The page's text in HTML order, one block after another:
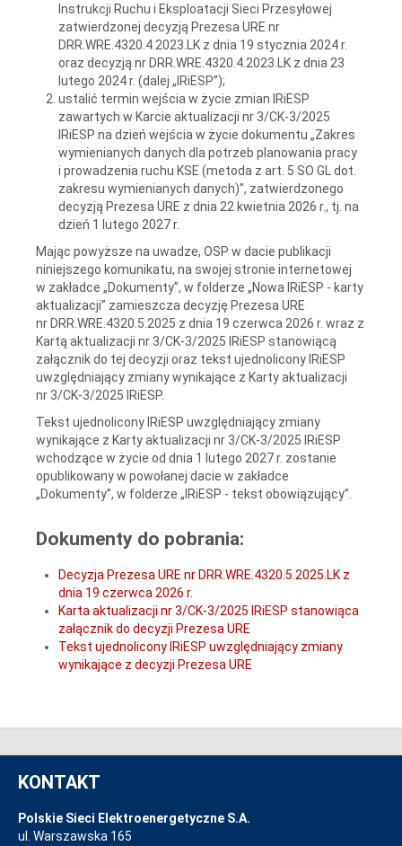
Instrukcji Ruchu i Eksploatacji Sieci Przesyłowej
zatwierdzonej decyzją Prezesa URE nr
DRR.WRE.4320.4.2023.LK z dnia 19 stycznia 2024 r.
oraz decyzją nr DRR.WRE.4320.4.2023.LK z dnia 23
lutego 2024 r. (dalej „IRiESP”);
ustalić termin wejścia w życie zmian IRiESP
zawartych w Karcie aktualizacji nr 3/CK-3/2025
IRiESP na dzień wejścia w życie dokumentu „Zakres
wymienianych danych dla potrzeb planowania pracy
i prowadzenia ruchu KSE (metoda z art. 5 SO GL dot.
zakresu wymienianych danych)”, zatwierdzonego
decyzją Prezesa URE z dnia 22 kwietnia 2026 r., tj. na
dzień 1 lutego 2027 r.
Mając powyższe na uwadze, OSP w dacie publikacji
niniejszego komunikatu, na swojej stronie internetowej
w zakładce „Dokumenty”, w folderze „Nowa IRiESP - karty
aktualizacji” zamieszcza decyzję Prezesa URE
nr DRR.WRE.4320.5.2025 z dnia 19 czerwca 2026 r. wraz z
Kartą aktualizacji nr 3/CK-3/2025 IRiESP stanowiącą
załącznik do tej decyzji oraz tekst ujednolicony IRiESP
uwzględniający zmiany wynikające z Karty aktualizacji
nr 3/CK-3/2025 IRiESP.
Tekst ujednolicony IRiESP uwzględniający zmiany
wynikające z Karty aktualizacji nr 3/CK-3/2025 IRiESP
wchodzące w życie od dnia 1 lutego 2027 r. zostanie
opublikowany w powołanej dacie w zakładce
„Dokumenty”, w folderze „IRiESP - tekst obowiązujący”.
Dokumenty do pobrania:
Decyzja Prezesa URE nr DRR.WRE.4320.5.2025.LK z
dnia 19 czerwca 2026 r.
Karta aktualizacji nr 3/CK-3/2025 IRiESP stanowiąca
załącznik do decyzji Prezesa URE
Tekst ujednolicony IRiESP uwzględniający zmiany
wynikające z decyzji Prezesa URE
KONTAKT
Polskie Sieci Elektroenergetyczne S.A.
ul. Warszawska 165